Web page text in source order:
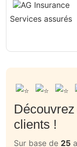
Services assurés
clients !
Sur base de 25